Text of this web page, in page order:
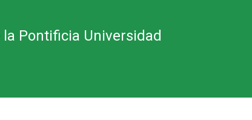
Pontificia Universidad